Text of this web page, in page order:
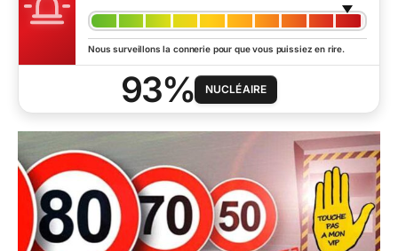
Nous surveillons la connerie pour que vous puissiez en rire.
93% NUCLÉAIRE